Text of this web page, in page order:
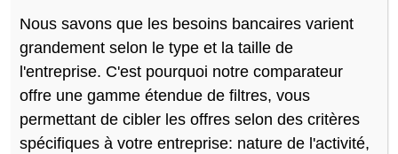
Nous savons que les besoins bancaires varient
grandement selon le type et la taille de
l'entreprise. C'est pourquoi notre comparateur
offre une gamme étendue de filtres, vous
permettant de cibler les offres selon des critères
spécifiques à votre entreprise: nature de l'activité,